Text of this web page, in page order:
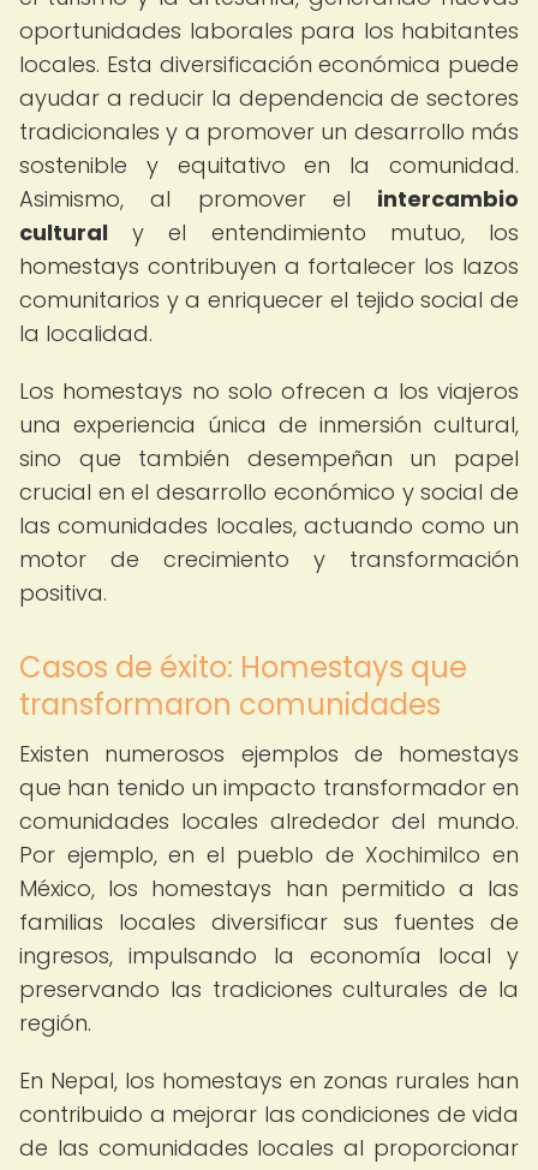
oportunidades laborales para los habitantes
locales. Esta diversificación económica puede
ayudar a reducir la dependencia de sectores
tradicionales y a promover un desarrollo más
sostenible y equitativo en la comunidad.
Asimismo, al promover el intercambio
cultural y el entendimiento mutuo, los
homestays contribuyen a fortalecer los lazos
comunitarios y a enriquecer el tejido social de
la localidad.
Los homestays no solo ofrecen a los viajeros
una experiencia única de inmersión cultural,
sino que también desempeñan un papel
crucial en el desarrollo económico y social de
las comunidades locales, actuando como un
motor de crecimiento y transformación
positiva.
Casos de éxito: Homestays que
transformaron comunidades
Existen numerosos ejemplos de homestays
que han tenido un impacto transformador en
comunidades locales alrededor del mundo.
Por ejemplo, en el pueblo de Xochimilco en
México, los homestays han permitido a las
familias locales diversificar sus fuentes de
ingresos, impulsando la economía local y
preservando las tradiciones culturales de la
región.
En Nepal, los homestays en zonas rurales han
contribuido a mejorar las condiciones de vida
de las comunidades locales al proporcionar